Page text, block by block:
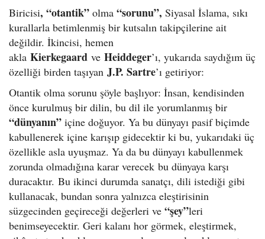
Biricisi, “otantik” olma “sorunu”, Siyasal İslama, sıkı
kurallarla betimlenmiş bir kutsalın takipçilerine ait
değildir. İkincisi, hemen
akla Kierkegaard ve Heiddeger’ı, yukarıda saydığım üç
özelliği birden taşıyan J.P. Sartre’ı getiriyor:
Otantik olma sorunu şöyle başlıyor: İnsan, kendisinden
önce kurulmuş bir dilin, bu dil ile yorumlanmış bir
“dünyanın” içine doğuyor. Ya bu dünyayı pasif biçimde
kabullenerek içine karışıp gidecektir ki bu, yukarıdaki üç
özellikle asla uyuşmaz. Ya da bu dünyayı kabullenmek
zorunda olmadığına karar verecek bu dünyaya karşı
duracaktır. Bu ikinci durumda sanatçı, dili istediği gibi
kullanacak, bundan sonra yalnızca eleştirisinin
süzgecinden geçireceği değerleri ve “şey”leri
benimseyecektir. Geri kalanı hor görmek, eleştirmek,